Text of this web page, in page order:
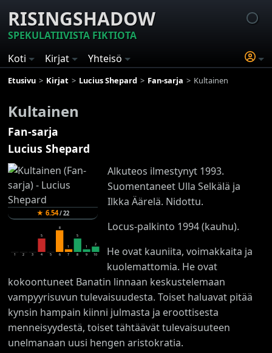
RISINGSHADOW
SPEKULATIIVISTA FIKTIOTA
Koti
Kirjat Yhteisö
Etusivu Kirjat Lucius Shepard Fan-sarja Kultainen
Kultainen
Fan-sarja
Lucius Shepard
★6.54/22
1 2 3
5
4 5
8
6
1
7
5
8
1
9
2
10
Alkuteos ilmestynyt 1993.
Suomentaneet Ulla Selkälä ja
Ilkka Äärelä. Nidottu.
Locus-palkinto 1994 (kauhu).
He ovat kauniita, voimakkaita ja
kuolemattomia. He ovat
kokoontuneet Banatin linnaan keskustelemaan
vampyyrisuvun tulevaisuudesta. Toiset haluavat pitää
kynsin hampain kiinni julmasta ja eroottisesta
menneisyydestä, toiset tähtäävät tulevaisuuteen
unelmanaan uusi hengen aristokratia.